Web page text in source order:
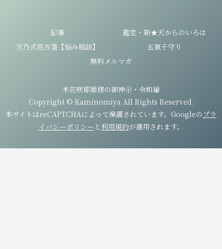
記事
鑑定・新★天からのいろは
万乃式処方箋【悩み相談】
五氣千守り
無料メルマガ
木花咲耶姫様の御神示・令和編
Copyright © Kaminomiya All Rights Reserved.
本サイトはreCAPTCHAによって保護されています。Googleの プラ
イバシーポリシー と利用規約が適用されます。